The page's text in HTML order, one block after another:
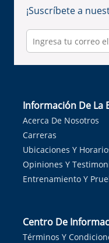
¡Suscríbete a
Información De La
Acerca De Nosotros
Carreras
Ubicaciones Y
Opiniones Y
Entrenamiento Y
Centro De
Términos Y